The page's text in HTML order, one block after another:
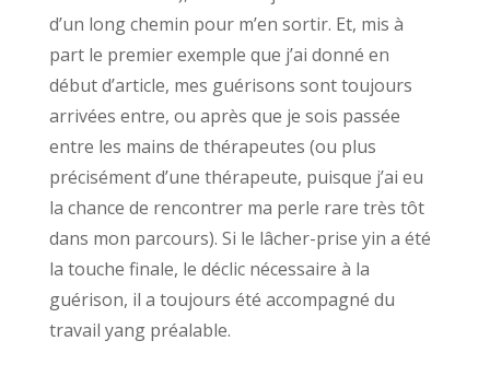
d’un long chemin pour m’en sortir. Et, mis à
part le premier exemple que j’ai donné en
début d’article, mes guérisons sont toujours
arrivées entre, ou après que je sois passée
entre les mains de thérapeutes (ou plus
précisément d’une thérapeute, puisque j’ai eu
la chance de rencontrer ma perle rare très tôt
dans mon parcours). Si le lâcher-prise yin a été
la touche finale, le déclic nécessaire à la
guérison, il a toujours été accompagné du
travail yang préalable.